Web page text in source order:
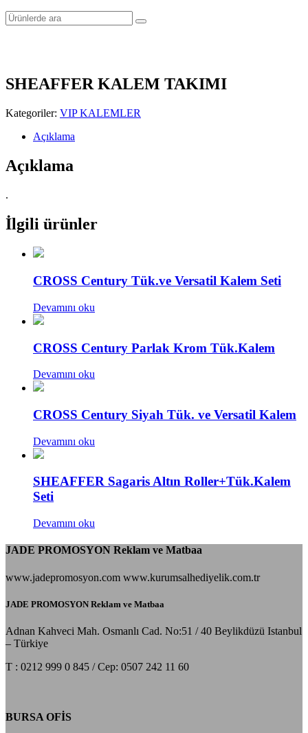
SHEAFFER KALEM TAKIMI
Kategoriler: VIP KALEMLER
Açıklama
Açıklama
.
İlgili ürünler
CROSS Century Tük.ve Versatil Kalem Seti
Devamını oku
CROSS Century Parlak Krom Tük.Kalem
Devamını oku
CROSS Century Siyah Tük. ve Versatil Kalem
Devamını oku
SHEAFFER Sagaris Altın Roller+Tük.Kalem
Seti
Devamını oku
JADE PROMOSYON Reklam ve Matbaa
www.jadepromosyon.com www.kurumsalhediyelik.com.tr
JADE PROMOSYON Reklam ve Matbaa
Adnan Kahveci Mah. Osmanlı Cad. No:51 / 40 Beylikdüzü Istanbul
– Türkiye
T : 0212 999 0 845 / Cep: 0507 242 11 60
BURSA OFİS